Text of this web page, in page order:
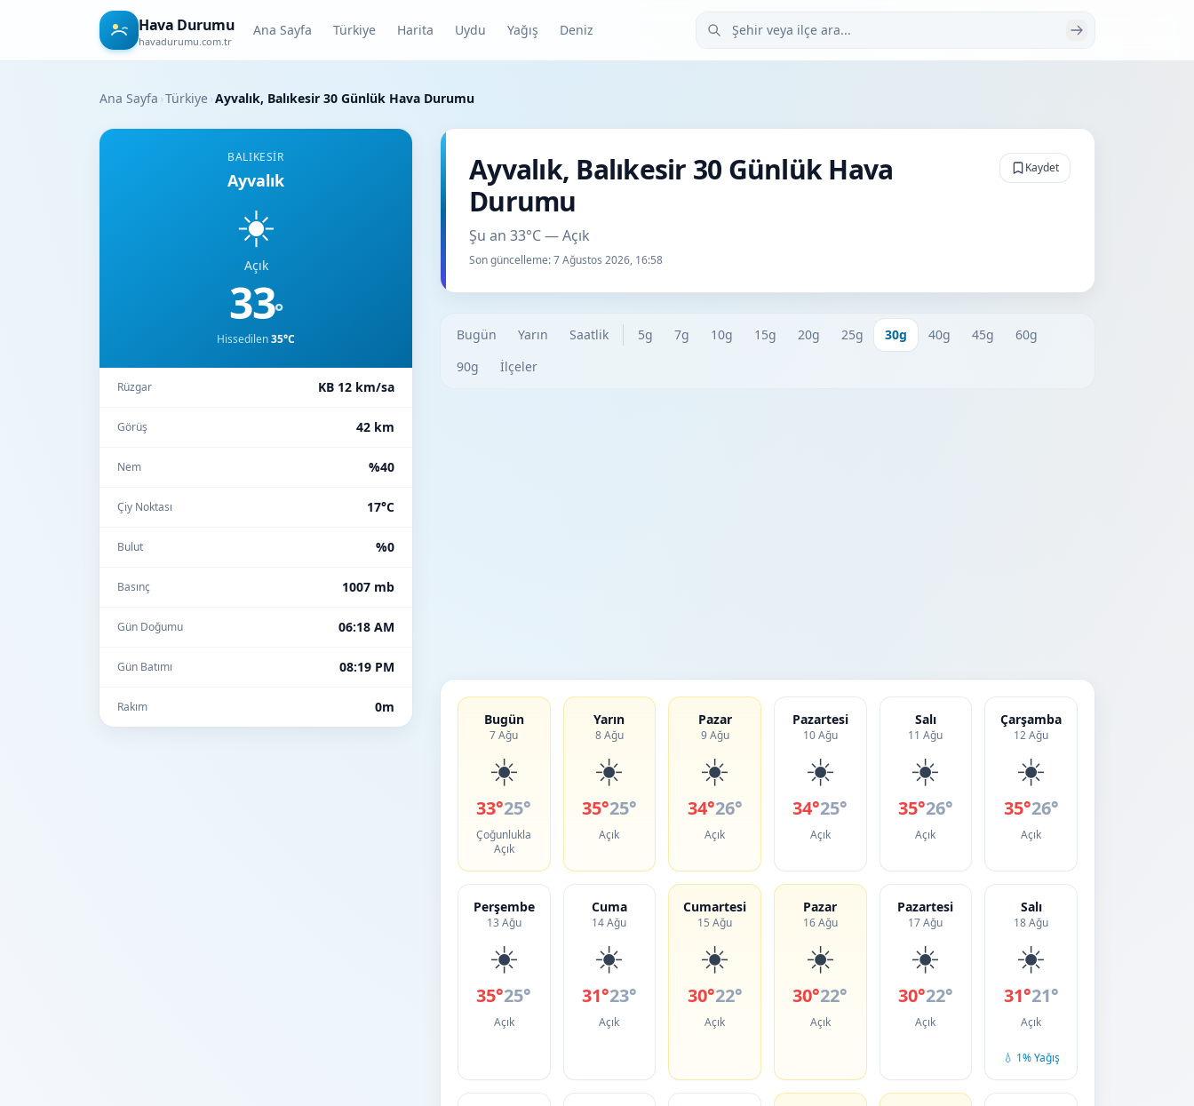
Hava Durumu
havadurumu.com.tr
Ana Sayfa Türkiye Harita Uydu Yağış Deniz Şehir veya ilçe ara
Ana Sayfa ›Türkiye›Ayvalık, Balıkesir 30 Günlük Hava Durumu
BALIKESIR
Ayvalık
☀️
Açık
33°
Hissedilen35°C
Rüzgar KB 12 km/sa
Görüş 42 km
Nem %40
Çiy Noktası 17°C
Bulut %0
Basınç 1007 mb
Gün Doğumu 06:18 AM
Gün Batımı 08:19 PM
Rakım 0m
Ayvalık, Balıkesir 30 Günlük Hava
Durumu
Şu an 33°C — Açık
Son güncelleme:7 Ağustos 2026, 16:58
Kaydet
Bugün Yarın Saatlik 5g 7g 10g 15g 20g 25g 30g 40g 45g
60g
90g
İlçeler
Bugün
7 Ağu
☀️
33°25°
Çoğunlukla
Açık
Yarın
8 Ağu
☀️
35°25°
Açık
Pazar
9 Ağu
☀️
34°26°
Açık
Pazartesi
10 Ağu
☀️
34°25°
Açık
Salı
11 Ağu
☀️
35°26°
Açık
Çarşamba
12 Ağu
☀️
35°26°
Açık
Perşembe
13 Ağu
☀️
35°25°
Açık
Cuma
14 Ağu
☀️
31°23°
Açık
Cumartesi
15 Ağu
☀️
30°22°
Açık
Pazar
16 Ağu
☀️
30°22°
Açık
Pazartesi
17 Ağu
☀️
30°22°
Açık
Salı
18 Ağu
☀️
31°21°
Açık
💧 1% Yağış